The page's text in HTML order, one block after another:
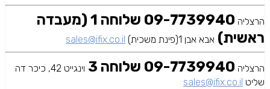
הרצליה
09-7739940 שלוחה 1 (מעבדה
ראשית) אבא אבן 1(פינת משכית) sales@ifix.co.il
הרצליה 09-7739940 שלוחה 3
וינגייט 42, כיכר דה
שליט sales@ifix.co.il